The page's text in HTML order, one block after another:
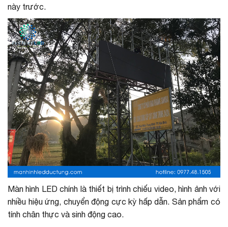
này trước.
Màn hình LED chính là thiết bị trình chiếu video, hình ảnh với
nhiều hiệu ứng, chuyển động cực kỳ hấp dẫn. Sản phẩm có
tính chân thực và sinh động cao.